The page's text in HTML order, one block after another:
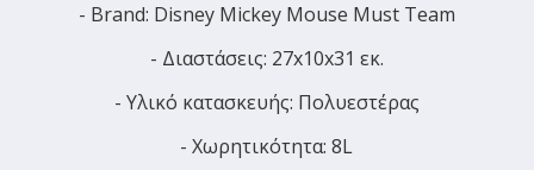
- Brand: Disney Mickey Mouse Must Team
- Διαστάσεις: 27x10x31 εκ.
- Υλικό κατασκευής: Πολυεστέρας
- Χωρητικότητα: 8L